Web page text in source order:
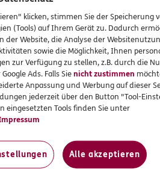
klicken, stimmen Sie der Speicherung
(Tools) auf Ihrem Gerät zu. Dadurch
der Website, die Analyse der
sowie die Möglichkeit, Ihnen
zur Verfügung zu stellen, z.B. durch die
Ads. Falls Sienicht zustimmen
Anpassung und Werbung auf dieser
jederzeit über den Button "Tool-
eingesetzten Tools finden Sie unter
Alle akzeptieren